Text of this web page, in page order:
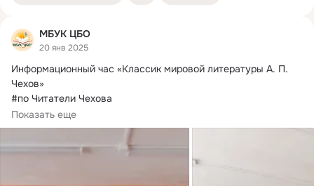
МБУК ЦБО
20 янв 2025
Информационный час «Классик мировой литературы А. П.
Чехов»
#по Читатели Чехова
К 165-летию Антона Павловича Чехова, в школе №21, для...
Показать еще